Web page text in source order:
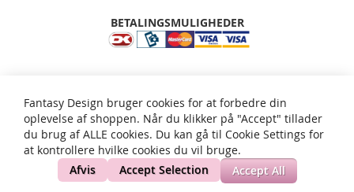
BETALINGSMULIGHEDER
Fantasy Design, Gjelstensåsen 59, 3650 Ølstykke, Email:
kundeservice@fantasy-design.dk - tlf: 5334 2565
Privatliv og cookie politik Søgeord
Avanceret søgning
Ordrer og returneringer Kontakt os Site Map
Copyright © 2002-present Fantasy Design. All rights reserved.
Fantasy Design bruger cookies for at forbedre din
oplevelse af shoppen. Når du klikker på "Accept" tillader
du brug af ALLE cookies. Du kan gå til Cookie Settings for
at kontrollere hvilke cookies du vil bruge.
Afvis
Accept Selection Accept All